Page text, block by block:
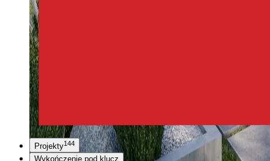
Projekty144
Wykończenie pod klucz